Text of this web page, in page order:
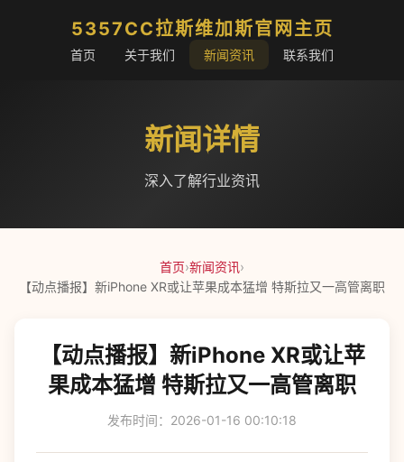
5357CC拉斯维加斯官网主页
首页 关于我们 新闻资讯 联系我们
新闻详情
深入了解行业资讯
首页›新闻资讯›
【动点播报】新iPhone XR或让苹果成本猛增 特斯拉又一高管离职
【动点播报】新iPhone XR或让苹
果成本猛增 特斯拉又一高管离职
发布时间：2026-01-16 00:10:18